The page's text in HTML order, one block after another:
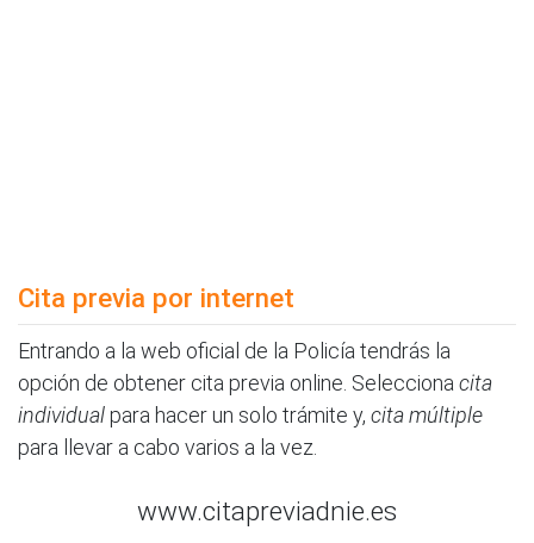
Cita previa por internet
Entrando a la web oficial de la Policía tendrás la
opción de obtener cita previa online. Selecciona cita
individualpara hacer un solo trámite y, cita múltiple
para llevar a cabo varios a la vez.
www.citapreviadnie.es